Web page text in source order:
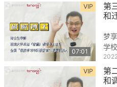
VIP
07:01
第
和
梦
学校
VIP
第
和